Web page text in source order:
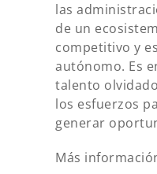
las
de un
competitivo y
autónomo. Es
talento
los esfuerzos
generar
Más